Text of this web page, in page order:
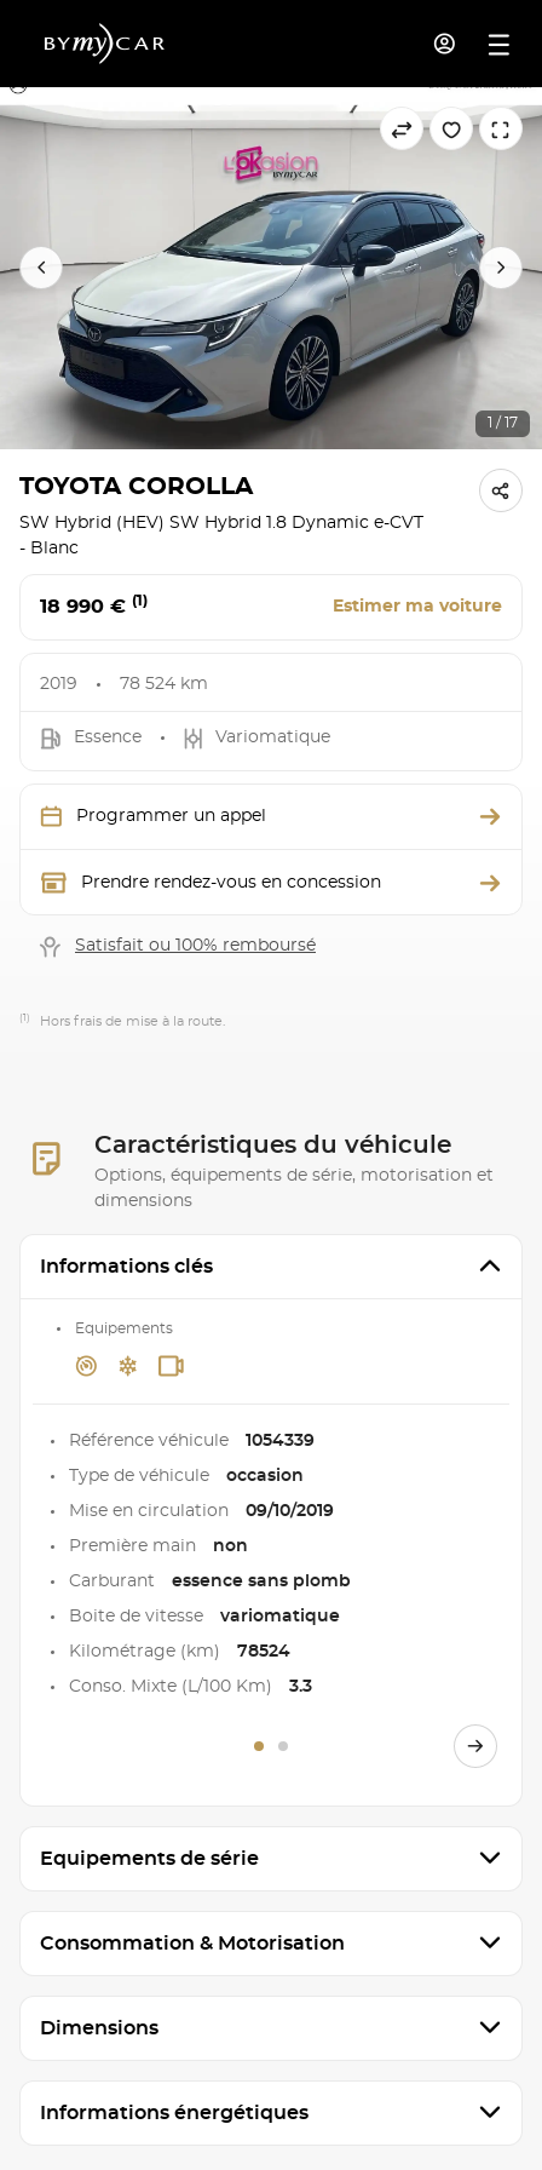
1 / 17
TOYOTA COROLLA
SW Hybrid (HEV) SW Hybrid 1.8 Dynamic e-CVT
- Blanc
18 990 € (1) Estimer ma voiture
2019 78 524 km
Essence Variomatique
Programmer un appel
Prendre rendez-vous en concession
Satisfait ou 100% remboursé
(1) Hors frais de mise à la route.
Caractéristiques du véhicule
Options, équipements de série, motorisation et
dimensions
Informations clés
Equipements
Référence véhicule 1054339
Type de véhicule occasion
Mise en circulation 09/10/2019
Première main non
Carburant essence sans plomb
Boite de vitesse variomatique
Kilométrage (km) 78524
Conso. Mixte (L/100 Km) 3.3
Equipements de série
Consommation & Motorisation
Dimensions
Informations énergétiques